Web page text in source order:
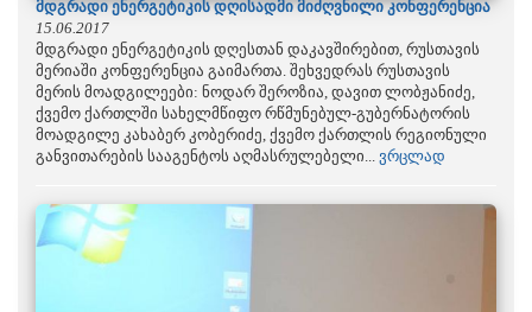
მდგრადი ენერგეტიკის დღისადმი მიძღვნილი კონფერენცია
15.06.2017
მდგრადი ენერგეტიკის დღესთან დაკავშირებით, რუსთავის
მერიაში კონფერენცია გაიმართა. შეხვედრას რუსთავის
მერის მოადგილეები: ნოდარ შეროზია, დავით ლობჟანიძე,
ქვემო ქართლში სახელმწიფო რწმუნებულ-გუბერნატორის
მოადგილე კახაბერ კობერიძე, ქვემო ქართლის რეგიონული
განვითარების სააგენტოს აღმასრულებელი... ვრცლად